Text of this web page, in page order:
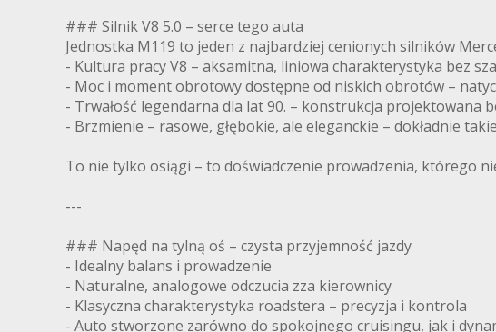
### Silnik V8 5.0 – serce tego auta
Jednostka M119 to jeden z najbardziej cenionych silników
- Kultura pracy V8 – aksamitna, liniowa charakterystyka bez
- Moc i moment obrotowy dostępne od niskich obrotów –
- Trwałość legendarna dla lat 90. – konstrukcja projektowana
- Brzmienie – rasowe, głębokie, ale eleganckie – dokładnie
To nie tylko osiągi – to doświadczenie prowadzenia, którego
---
### Napęd na tylną oś – czysta przyjemność jazdy
- Idealny balans i prowadzenie
- Naturalne, analogowe odczucia zza kierownicy
- Klasyczna charakterystyka roadstera – precyzja i kontrola
- Auto stworzone zarówno do spokojnego cruisingu, jak i